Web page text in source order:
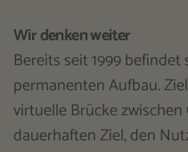
Wir denken weiter
Bereits seit 1999
permanenten Aufbau.
virtuelle Brücke
dauerhaften Ziel, den